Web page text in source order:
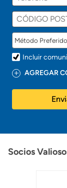
n
t
!
Incluir
AGREGAR
Socios